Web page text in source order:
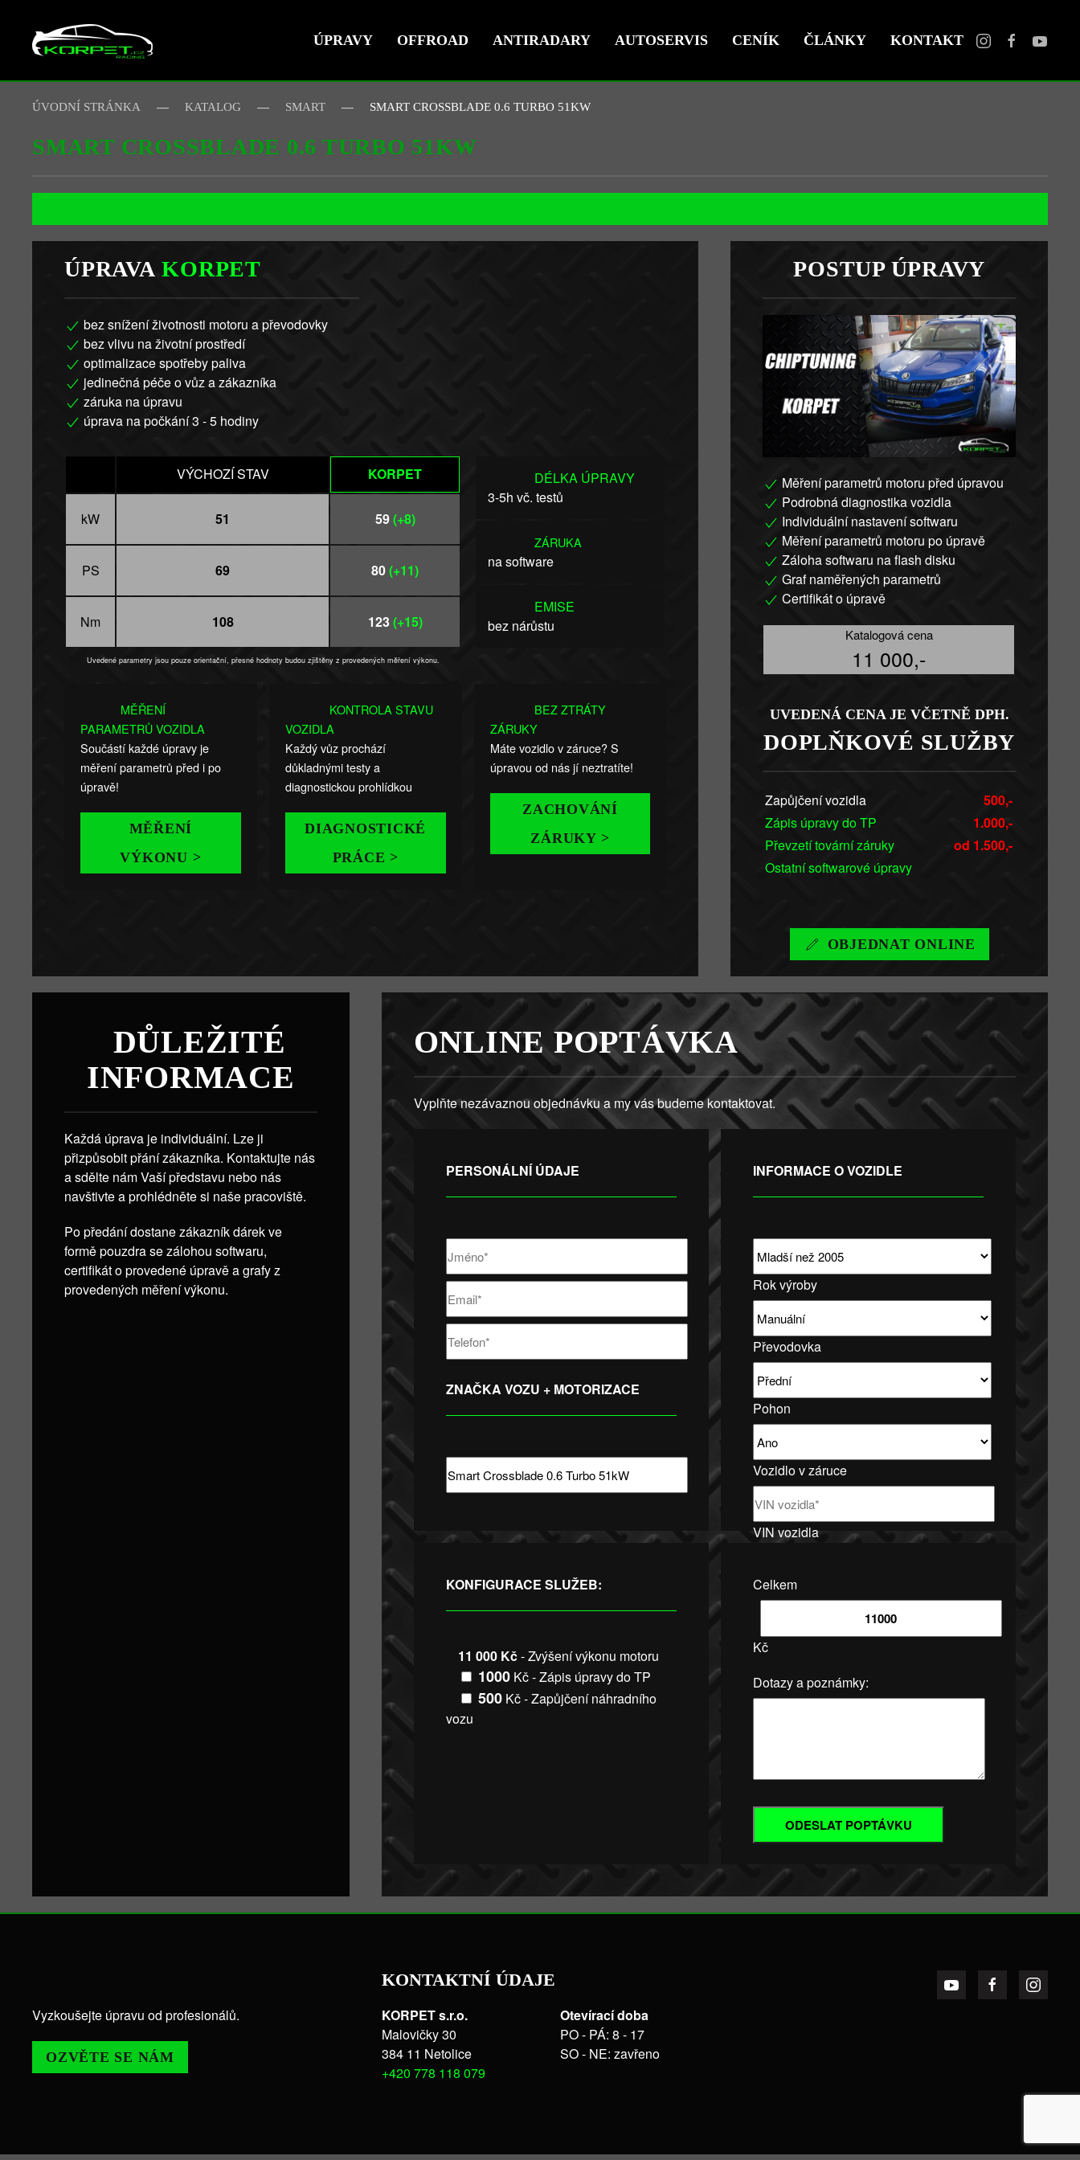
Skip to main content ÚPRAVY OFFROAD ANTIRADARY AUTOSERVIS CENÍK ČLÁNKY KONTAKT
ÚVODNÍ STRÁNKA KATALOG SMART SMART CROSSBLADE 0.6 TURBO 51KW
SMART CROSSBLADE 0.6 TURBO 51KW
ÚPRAVAKORPET
bez snížení životnosti motoru a převodovky
bez vlivu na životní prostředí
optimalizace spotřeby paliva
jedinečná péče o vůz a zákazníka
záruka na úpravu
úprava na počkání 3 - 5 hodiny
VÝCHOZÍ STAV KORPET
kW 51 59(+8)
PS 69 80(+11)
Nm 108 123(+15)
Uvedené parametry jsou pouze orientační, přesné hodnoty budou zjištěny z provedených měření výkonu.
DÉLKA ÚPRAVY
3-5h vč. testů
ZÁRUKA
na software
EMISE
bez nárůstu
MĚŘENÍ
PARAMETRŮ VOZIDLA
Součástí každé úpravy je
měření parametrů před i po
úpravě!
MĚŘENÍ
VÝKONU >
KONTROLA STAVU
VOZIDLA
Každý vůz prochází
důkladnými testy a
diagnostickou prohlídkou
DIAGNOSTICKÉ
PRÁCE >
BEZ ZTRÁTY
ZÁRUKY
Máte vozidlo v záruce? S
úpravou od nás jí neztratíte!
ZACHOVÁNÍ
ZÁRUKY >
POSTUP ÚPRAVY
Měření parametrů motoru před úpravou
Podrobná diagnostika vozidla
Individuální nastavení softwaru
Měření parametrů motoru po úpravě
Záloha softwaru na flash disku
Graf naměřených parametrů
Certifikát o úpravě
Katalogová cena
11 000,-
UVEDENÁ CENA JE VČETNĚ DPH.
DOPLŇKOVÉ SLUŽBY
Zapůjčení vozidla
500,-
Zápis úpravy do TP
1.000,-
Převzetí tovární záruky
od 1.500,-
Ostatní softwarové úpravy
OBJEDNAT ONLINE
DŮLEŽITÉ
INFORMACE
Každá úprava je individuální. Lze ji
přizpůsobit přání zákazníka. Kontaktujte nás
a sdělte nám Vaší představu nebo nás
navštivte a prohlédněte si naše pracoviště.
Po předání dostane zákazník dárek ve
formě pouzdra se zálohou softwaru,
certifikát o provedené úpravě a grafy z
provedených měření výkonu.
ONLINE POPTÁVKA
Vyplňte nezávaznou objednávku a my vás budeme kontaktovat.
PERSONÁLNÍ ÚDAJE
ZNAČKA VOZU + MOTORIZACE
INFORMACE O VOZIDLE
Rok výroby
Převodovka
Pohon
Vozidlo v záruce
VIN vozidla
KONFIGURACE SLUŽEB:
11 000 Kč- Zvýšení výkonu motoru
1000Kč - Zápis úpravy do TP
500Kč - Zapůjčení náhradního
vozu
Celkem
Kč
Dotazy a poznámky:
Vyzkoušejte úpravu od profesionálů.
OZVĚTE SE NÁM
KONTAKTNÍ ÚDAJE
KORPET s.r.o.
Malovičky 30
384 11 Netolice
+420 778 118 079
Otevírací doba
PO - PÁ: 8 - 17
SO - NE: zavřeno